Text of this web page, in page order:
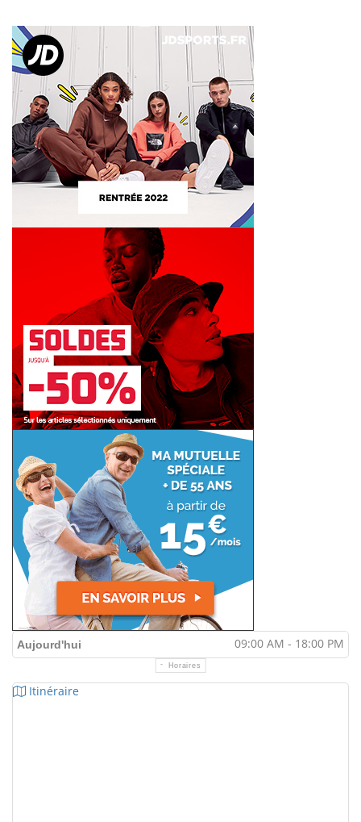
Aujourd'hui 09:00 AM - 18:00 PM
Horaires
Itinéraire